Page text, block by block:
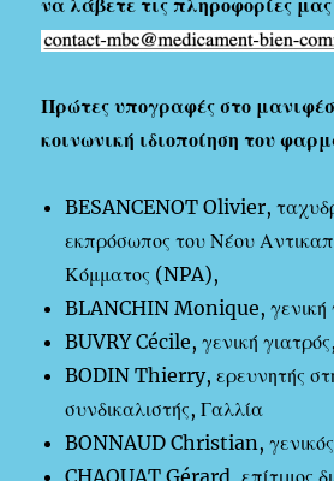
να λάβετε τις πληροφορίες μας
Πρώτες υπογραφές στο
κοινωνική ιδιοποίηση του
BESANCENOT Olivier,
εκπρόσωπος του Νέου
Κόμματος (NPA),
BLANCHIN Monique, γενική
BUVRY Cécile, γενική
BODIN Thierry, ερευνητής
συνδικαλιστής, Γαλλία
BONNAUD Christian, γενικός
CHAOUAT Gérard, επίτιμος